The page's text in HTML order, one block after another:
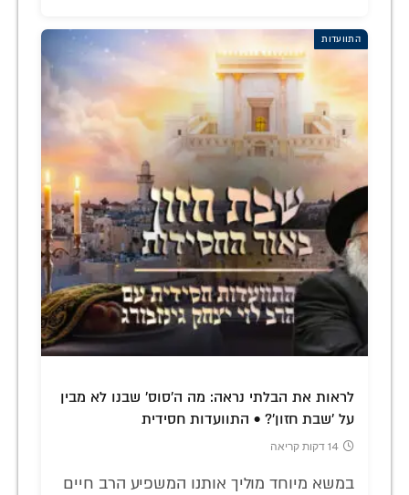
התוועדות
לראות את הבלתי נראה: מה ה'סוס' שבנו לא מבין
על 'שבת חזון'? • התוועדות חסידית
14 דקות קריאה
במשא מיוחד מוליך אותנו המשפיע הרב חיים